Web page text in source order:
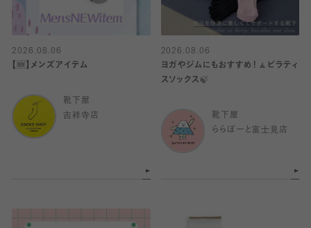
2026.08.06
【🆕】メンズアイテム
靴下屋
吉祥寺店
2026.08.06
ヨガやジムにもおすすめ！🧘ピラティ
スソックス🍃
靴下屋
ららぽーと富士見店